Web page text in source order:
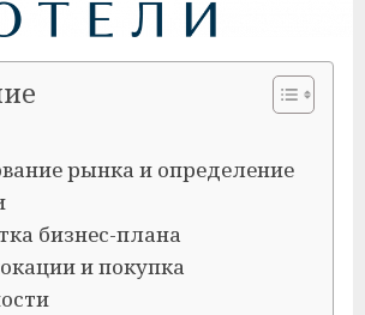
рынка и определение
бизнес-плана
и покупка